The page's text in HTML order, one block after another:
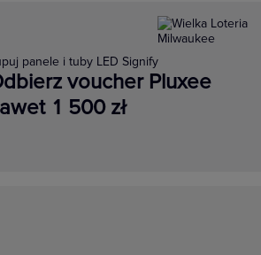
panele i tuby LED Signify
voucher Pluxee
1 500 zł